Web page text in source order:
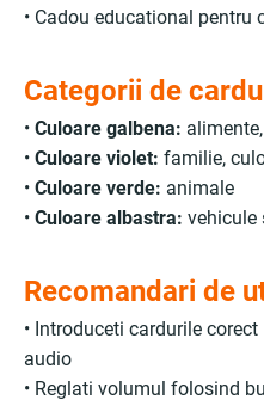
• Cadou educational pentru
Categorii de
• Culoare galbena:
• Culoare violet: familie,
• Culoare verde: animale
• Culoare albastra: vehicule
Recomandari de
• Introduceti cardurile
audio
• Reglati volumul folosind